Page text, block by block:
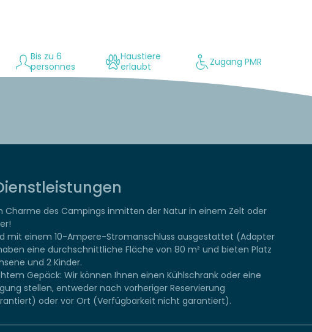
Bis zu 6
personnes
Haustiere
erlaubt
Zugang PMR
Charme des Campings inmitten der Natur in einem Zelt oder
mit einem 10-Ampere-Stromanschluss ausgestattet (Adapter
eine durchschnittliche Fläche von 80 m² und bieten Platz
und 2 Kinder.
Gepäck: Wir können Ihnen einen Kühlschrank oder eine
stellen, entweder nach vorheriger Reservierung
oder vor Ort (Verfügbarkeit nicht garantiert).